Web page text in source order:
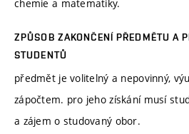
chemie a matematiky.
ZPŮSOB ZAKONČENÍ PŘEDMĚTU A
STUDENTŮ
předmět je volitelný a nepovinný,
zápočtem. pro jeho získání musí
a zájem o studovaný obor.